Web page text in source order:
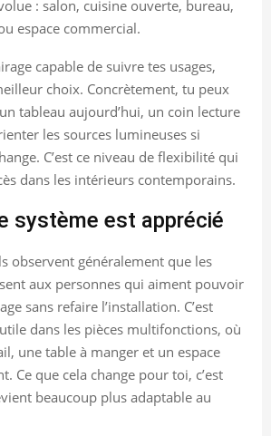
: salon, cuisine ouverte, bureau,
espace commercial.
capable de suivre tes usages,
choix. Concrètement, tu peux
tableau aujourd’hui, un coin lecture
les sources lumineuses si
C’est ce niveau de flexibilité qui
dans les intérieurs contemporains.
système est apprécié
observent généralement que les
aux personnes qui aiment pouvoir
sans refaire l’installation. C’est
dans les pièces multifonctions, où
une table à manger et un espace
Ce que cela change pour toi, c’est
beaucoup plus adaptable au